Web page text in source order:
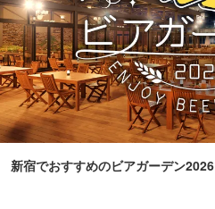
新宿でおすすめのビアガーデン2026